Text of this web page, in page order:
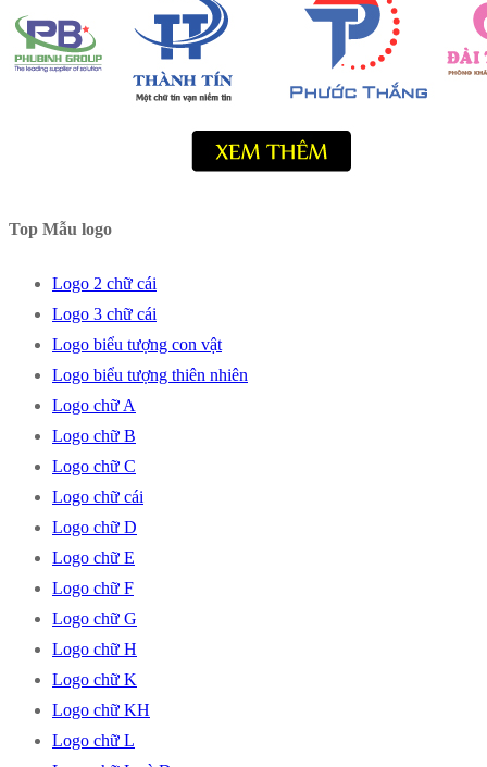
Top Mẫu logo
Logo 2 chữ cái
Logo 3 chữ cái
Logo biểu tượng con vật
Logo biểu tượng thiên nhiên
Logo chữ A
Logo chữ B
Logo chữ C
Logo chữ cái
Logo chữ D
Logo chữ E
Logo chữ F
Logo chữ G
Logo chữ H
Logo chữ K
Logo chữ KH
Logo chữ L